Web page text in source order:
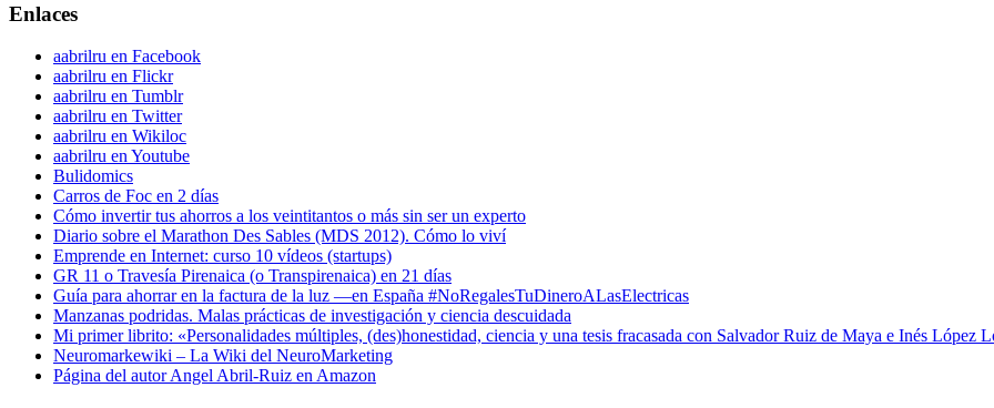
Enlaces
aabrilru en Facebook
aabrilru en Flickr
aabrilru en Tumblr
aabrilru en Twitter
aabrilru en Wikiloc
aabrilru en Youtube
Bulidomics
Carros de Foc en 2 días
Cómo invertir tus ahorros a los veintitantos o más sin ser un experto
Diario sobre el Marathon Des Sables (MDS 2012). Cómo lo viví
Emprende en Internet: curso 10 vídeos (startups)
GR 11 o Travesía Pirenaica (o Transpirenaica) en 21 días
Guía para ahorrar en la factura de la luz —en España #NoRegalesTuDineroALasElectricas
Manzanas podridas. Malas prácticas de investigación y ciencia descuidada
Mi primer librito: «Personalidades múltiples, (des)honestidad, ciencia y una tesis fracasada con Salvador Ruiz de Maya e Inés López
Neuromarkewiki – La Wiki del NeuroMarketing
Página del autor Angel Abril-Ruiz en Amazon